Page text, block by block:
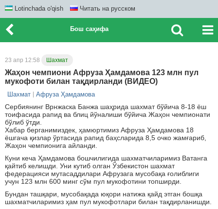
Lotinchada o'qish Читать на русском
Бош саҳифа
23 апр 12:58 Шахмат
Жаҳон чемпиони Афруза Ҳамдамова 123 млн пул
мукофоти билан тақдирланди (ВИДЕО)
Шахмат Афруза Ҳамдамова
Сербиянинг Врнжаcка Банжа шаҳрида шахмат бўйича 8-18 ёш
тоифасида рапид ва блиц йўналиши бўйича Жаҳон чемпионати
бўлиб ўтди.
Хабар берганимиздек, ҳамюртимиз Афруза Ҳамдамова 18
ёшгача қизлар ўртасида рапид баҳсларида 8,5 очко жамғариб,
Жаҳон чемпионига айланди.
Куни кеча Ҳамдамова бошчилигида шахматчиларимиз Ватанга
қайтиб келишди. Уни кутиб олган Ўзбекистон шахмат
федерацияси мутасаддилари Афрузага мусобақа ғолиблиги
учун 123 млн 600 минг сўм пул мукофотини топширди.
Бундан ташқари, мусобақада юқори натижа қайд этган бошқа
шахматчиларимиз ҳам пул мукофотлари билан тақдирланишди.